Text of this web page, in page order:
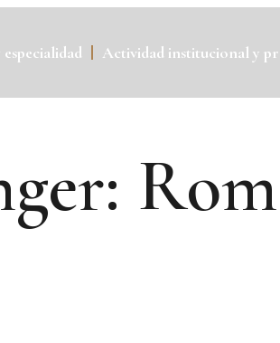
Actividad institucional y